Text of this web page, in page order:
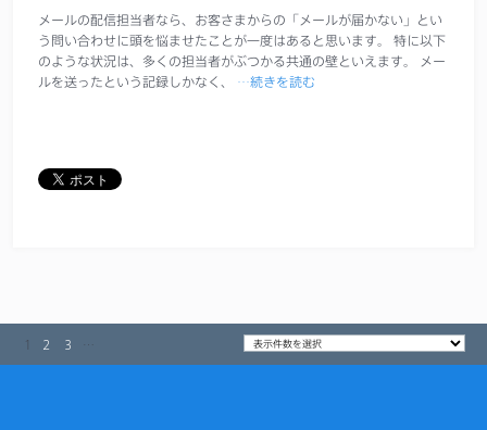
メールの配信担当者なら、お客さまからの「メールが届かない」とい
う問い合わせに頭を悩ませたことが一度はあると思います。 特に以下
のような状況は、多くの担当者がぶつかる共通の壁といえます。 メー
ルを送ったという記録しかなく、 …続きを読む
1 2 3 …